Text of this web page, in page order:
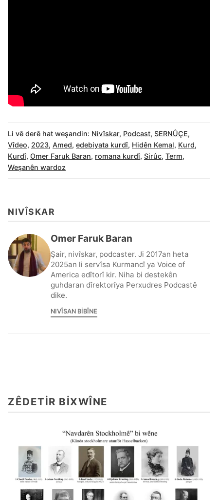
Li vê derê hat weşandin: Nivîskar, Podcast, SERNÛÇE,
Vîdeo, 2023, Amed, edebiyata kurdî, Hidên Kemal, Kurd,
Kurdî, Omer Faruk Baran, romana kurdî, Sirûc, Term,
Weşanên wardoz
NIVÎSKAR
Omer Faruk Baran
Şair, nivîskar, podcaster. Ji 2017an heta
2025an li servîsa Kurmancî ya Voice of
America edîtorî kir. Niha bi destekên
guhdaran dîrektorîya Perxudres Podcastê
dike.
NIVÎSAN BIBÎNE
ZÊDETIR BIXWÎNE